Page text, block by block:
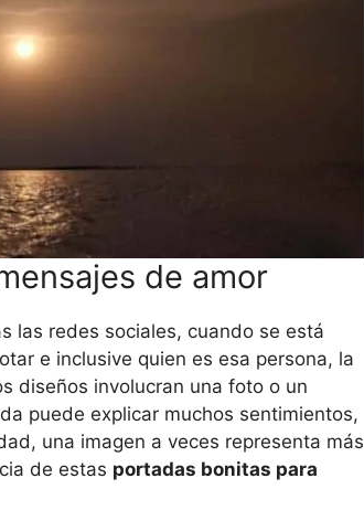
de amor
las redes sociales, cuando se está
e inclusive quien es esa persona, la
diseños involucran una foto o un
puede explicar muchos sentimientos,
una imagen a veces representa más
de estas portadas bonitas para